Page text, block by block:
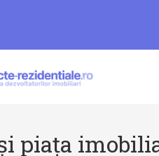
piața